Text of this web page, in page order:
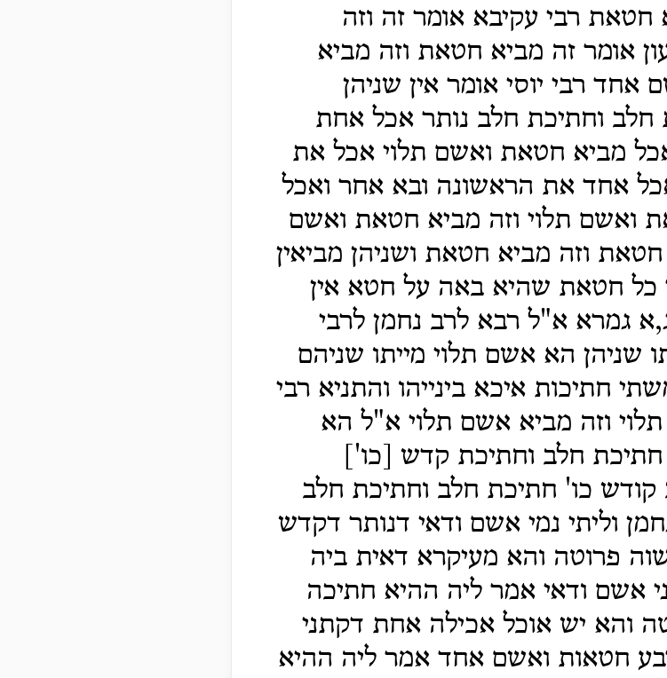
רבי עקיבא אומר זה וזה
אומר זה מביא חטאת וזה מביא
אחד רבי יוסי אומר אין שניהן
חלב וחתיכת חלב נותר אכל אחת
אכל מביא חטאת ואשם תלוי אכל את
אחד את הראשונה ובא אחר ואכל
ואשם תלוי וזה מביא חטאת ואשם
וזה מביא חטאת ושניהן מביאין
כל חטאת שהיא באה על חטא אין
גמרא א"ל רבא לרב נחמן לרבי
שניהן הא אשם תלוי מייתו שניהם
חתיכות איכא בינייהו והתניא רבי
וזה מביא אשם תלוי א"ל הא
חלב וחתיכת קדש [כו']
כו' חתיכת חלב וחתיכת חלב
וליתי נמי אשם ודאי דנותר דקדש
פרוטה והא מעיקרא דאית ביה
אשם ודאי אמר ליה ההיא חתיכה
והא יש אוכל אכילה אחת דקתני
חטאות ואשם אחד אמר ליה ההיא